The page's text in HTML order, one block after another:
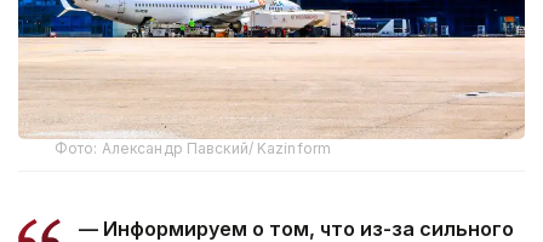
Фото: Александр Павский/ Kazinform
— Информируем о том, что из-за сильного